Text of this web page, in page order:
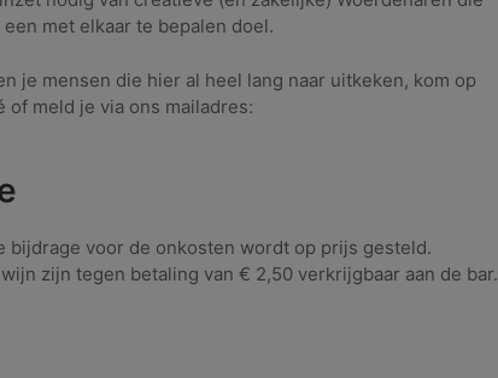
met elkaar te bepalen doel.
je mensen die hier al heel lang naar uitkeken, kom op
of meld je via ons mailadres:
bijdrage voor de onkosten wordt op prijs gesteld.
zijn tegen betaling van € 2,50 verkrijgbaar aan de bar.